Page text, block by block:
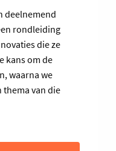
deelnemend
rondleiding
die ze
kans om de
waarna we
thema van die